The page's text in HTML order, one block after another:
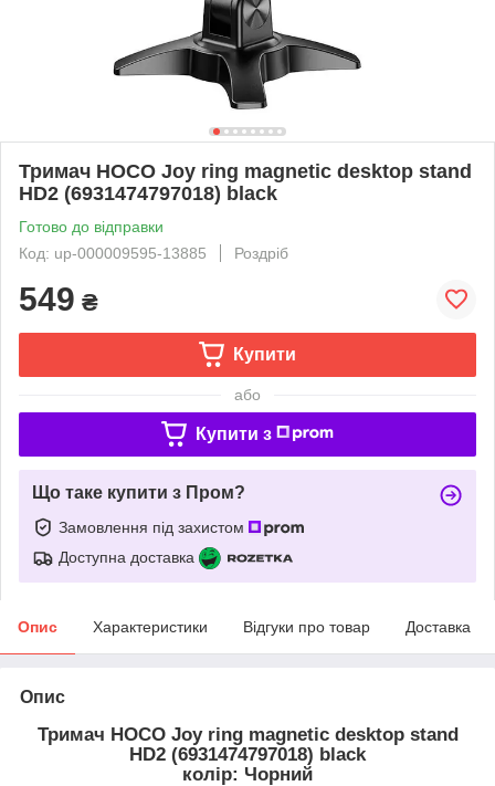
Тримач HOCO Joy ring magnetic desktop stand
HD2 (6931474797018) black
Готово до відправки
Код: up-000009595-13885
Роздріб
549 ₴
Купити
або
Купити з
Що таке купити з Пром?
Замовлення під захистом
Доступна доставка
Опис Характеристики Відгуки про товар Доставка
Опис
Тримач HOCO Joy ring magnetic desktop stand
HD2 (6931474797018) black
колір: Чорний